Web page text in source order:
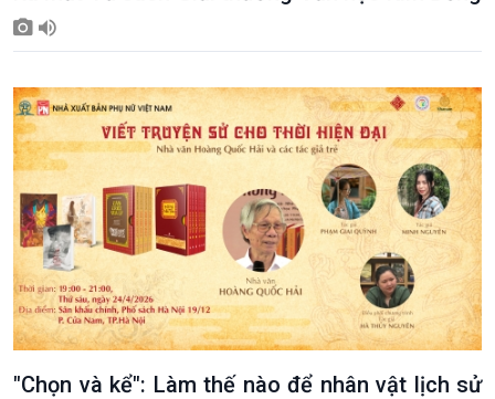
Xã hội
Tin Đời sống & Xã hội
360 độ Sức khỏe
Chuyển đổi Xanh
Chuyên gia của bạn
Khoa học & Công nghệ
Tin Khoa học & Công nghệ
Kết nối công nghệ
Sống chung với biến đổi
"Chọn và kể": Làm thế nào để nhân vật lịch sử